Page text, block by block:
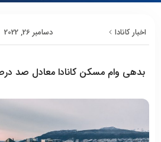
اخبار کانادا دسامبر 26, 2022
بدهی وام مسکن کانادا معادل صد